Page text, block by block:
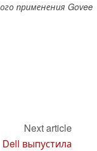
применения Govee
Next article
Dell выпустила